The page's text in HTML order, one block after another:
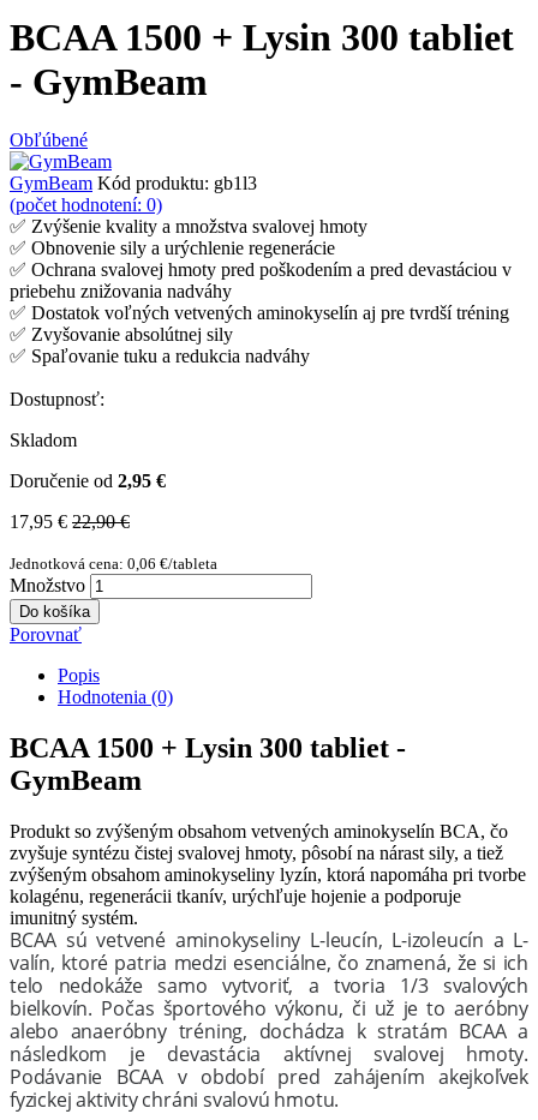
BCAA 1500 + Lysin 300 tabliet
- GymBeam
Obľúbené
GymBeam Kód produktu: gb1l3
(počet hodnotení: 0)
✅ Zvýšenie kvality a množstva svalovej hmoty
✅ Obnovenie sily a urýchlenie regenerácie
✅ Ochrana svalovej hmoty pred poškodením a pred devastáciou v
priebehu znižovania nadváhy
✅ Dostatok voľných vetvených aminokyselín aj pre tvrdší tréning
✅ Zvyšovanie absolútnej sily
✅ Spaľovanie tuku a redukcia nadváhy
Dostupnosť:
Skladom
Doručenie od 2,95 €
17,95 € 22,90 €
Jednotková cena: 0,06 €/tableta
Množstvo
Do košíka
Porovnať
Popis
Hodnotenia (0)
BCAA 1500 + Lysin 300 tabliet -
GymBeam
Produkt so zvýšeným obsahom vetvených aminokyselín BCA, čo
zvyšuje syntézu čistej svalovej hmoty, pôsobí na nárast sily, a tiež
zvýšeným obsahom aminokyseliny lyzín, ktorá napomáha pri tvorbe
kolagénu, regenerácii tkanív, urýchľuje hojenie a podporuje
imunitný systém.
BCAA sú vetvené aminokyseliny L-leucín, L-izoleucín a L-
valín, ktoré patria medzi esenciálne, čo znamená, že si ich
telo nedokáže samo vytvoriť, a tvoria 1/3 svalových
bielkovín. Počas športového výkonu, či už je to aeróbny
alebo anaeróbny tréning, dochádza k stratám BCAA a
následkom je devastácia aktívnej svalovej hmoty.
Podávanie BCAA v období pred zahájením akejkoľvek
fyzickej aktivity chráni svalovú hmotu.